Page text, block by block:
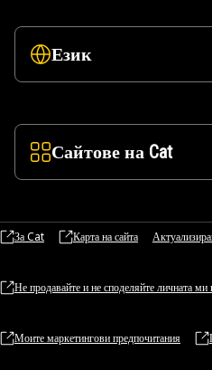
Език
Сайтове на Cat
За Cat Карта на сайта
Не продавайте и не споделяйте личната
Моите маркетингови предпочитания